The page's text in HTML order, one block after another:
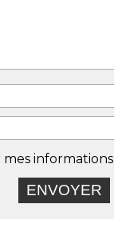
informations